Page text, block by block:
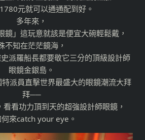
元就可以通通配到好。
多年來，
鏡」這玩意就該是便宜大碗輕鬆戴，
不知在茫茫鏡海，
派羅船長都要敬它三分的頂級設計師
眼鏡金銀島。
派員直擊世界最盛大的眼鏡潮流大拜
拜──
看功力頂到天的超強設計師眼鏡，
何來catch your eye。